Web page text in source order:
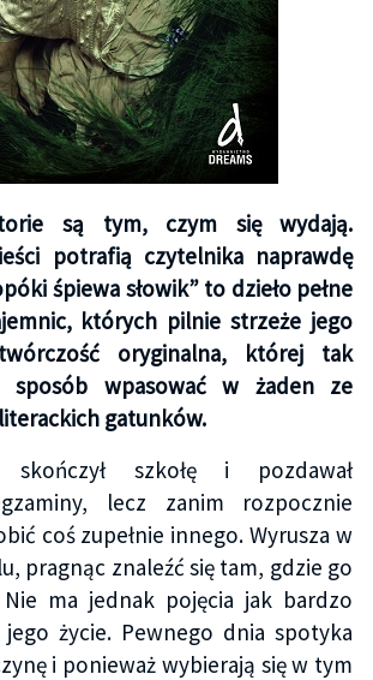
są tym, czym się wydają.
potrafią czytelnika naprawdę
śpiewa słowik” to dzieło pełne
których pilnie strzeże jego
oryginalna, której tak
sposób wpasować w żaden ze
gatunków.
skończył szkołę i pozdawał
lecz zanim rozpocznie
coś zupełnie innego. Wyrusza w
pragnąc znaleźć się tam, gdzie go
ma jednak pojęcia jak bardzo
życie. Pewnego dnia spotyka
i ponieważ wybierają się w tym